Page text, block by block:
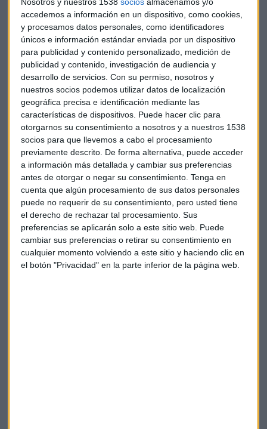
Nosotros y nuestros 1538 socios almacenamos y/o
accedemos a información en un dispositivo, como cookies,
y procesamos datos personales, como identificadores
únicos e información estándar enviada por un dispositivo
para publicidad y contenido personalizado, medición de
publicidad y contenido, investigación de audiencia y
desarrollo de servicios. Con su permiso, nosotros y
nuestros socios podemos utilizar datos de localización
geográfica precisa e identificación mediante las
características de dispositivos. Puede hacer clic para
otorgarnos su consentimiento a nosotros y a nuestros 1538
socios para que llevemos a cabo el procesamiento
previamente descrito. De forma alternativa, puede acceder
a información más detallada y cambiar sus preferencias
antes de otorgar o negar su consentimiento. Tenga en
cuenta que algún procesamiento de sus datos personales
puede no requerir de su consentimiento, pero usted tiene
el derecho de rechazar tal procesamiento. Sus
preferencias se aplicarán solo a este sitio web. Puede
cambiar sus preferencias o retirar su consentimiento en
cualquier momento volviendo a este sitio y haciendo clic en
el botón "Privacidad" en la parte inferior de la página web.
Por otra parte,CriteriaCaixa ha recibido más de 13
millones del dividendo de Telefónica, pero ha mantenido
en su poder el 1,25% por la compra de nuevos títulos en el
mercado. A finales de 2020 la firma contaba con 216.026
acciones, mientras quea mediados de este año tenía una
participación de 278.180 accionesde la operadora en su
cartera.
Telefónica repartió, a cuenta de los resultados obtenidos a
principios del año anterior,el segundo tramo de 0,20
euros del dividendo.Para llevar a cabo esta operación, la
firma amplió su capital a cargo de la caja por una cantidad
máxima de1.143,7 millones de euros y 272,1 millones
de títulos a emitir
¿Qué pasa con BBVA?
El banco presidido porCarlos Torres, también ha
disminuido su participación en Telefónica. El BBVA declaró